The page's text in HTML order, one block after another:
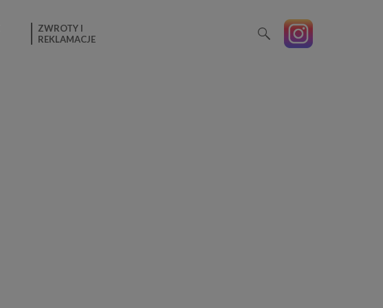
ZWROTY I
REKLAMACJE